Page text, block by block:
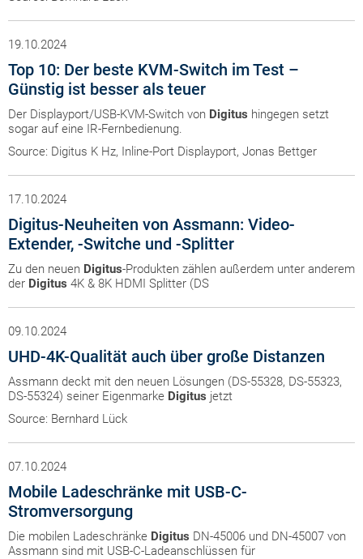
19.10.2024
Top 10: Der beste KVM-Switch im Test –
Günstig ist besser als teuer
Der Displayport/USB-KVM-Switch von Digitus hingegen setzt
sogar auf eine IR-Fernbedienung.
Source: Digitus K Hz, Inline-Port Displayport, Jonas Bettger
17.10.2024
Digitus-Neuheiten von Assmann: Video-
Extender, -Switche und -Splitter
Zu den neuen Digitus-Produkten zählen außerdem unter anderem
der Digitus 4K & 8K HDMI Splitter (DS
09.10.2024
UHD-4K-Qualität auch über große Distanzen
Assmann deckt mit den neuen Lösungen (DS-55328, DS-55323,
DS-55324) seiner Eigenmarke Digitus jetzt
Source: Bernhard Lück
07.10.2024
Mobile Ladeschränke mit USB-C-
Stromversorgung
Die mobilen Ladeschränke Digitus DN-45006 und DN-45007 von
Assmann sind mit USB-C-Ladeanschlüssen für